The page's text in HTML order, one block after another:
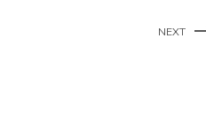
NEXT